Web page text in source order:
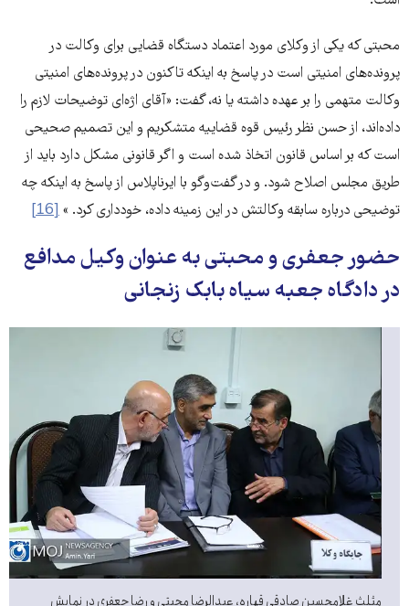
محبتی که یکی از وکلای مورد اعتماد دستگاه قضایی برای وکالت در
پرونده‌های امنیتی است در پاسخ به اینکه تاکنون در پرونده‌های امنیتی
وکالت متهمی را بر عهده داشته یا نه، گفت: «آقای اژه‌ای توضیحات لازم را
داده‌اند، از حسن نظر رئیس قوه قضاییه متشکریم و این تصمیم صحیحی
است که بر اساس قانون اتخاذ شده است و اگر قانونی مشکل دارد باید از
طریق مجلس اصلاح شود. و در گفت‌وگو با ایرناپلاس از پاسخ به اینكه چه
توضیحی درباره سابقه وكالتش در این زمینه داده، خودداری كرد. »[16]
حضور جعفری و محبتی به عنوان وکیل مدافع
در دادگاه جعبه سیاه بابک زنجانی
مثلث غلامحسین صادقی قهاره، عبدالرضا محبتی و رضا جعفری در نمایش